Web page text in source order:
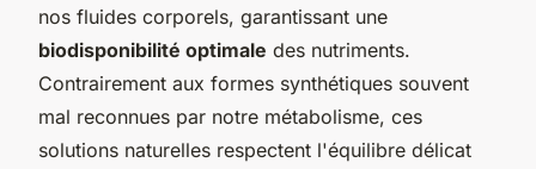
nos fluides corporels, garantissant une
biodisponibilité optimale des nutriments.
Contrairement aux formes synthétiques souvent
mal reconnues par notre métabolisme, ces
solutions naturelles respectent l'équilibre délicat